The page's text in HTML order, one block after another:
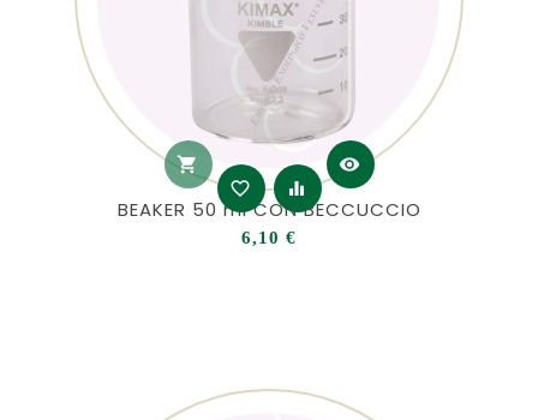
shopping_cart
favorite_border
equalizer
visibility
BEAKER 50 ml CON BECCUCCIO
6,10 €